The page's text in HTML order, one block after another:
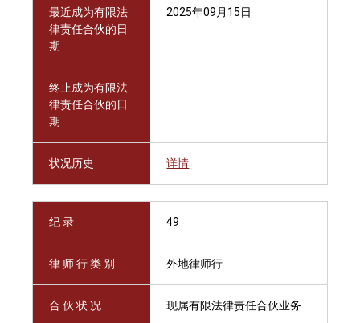
最近成为有限法
律责任合伙的日
期
2025年09月15日
终止成为有限法
律责任合伙的日
期
状况历史 详情
纪 录 49
律 师 行 类 别 外地律师行
合 伙 状 况 现属有限法律责任合伙业务